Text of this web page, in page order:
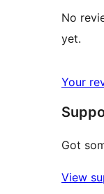
No
yet.
Your
Got
View